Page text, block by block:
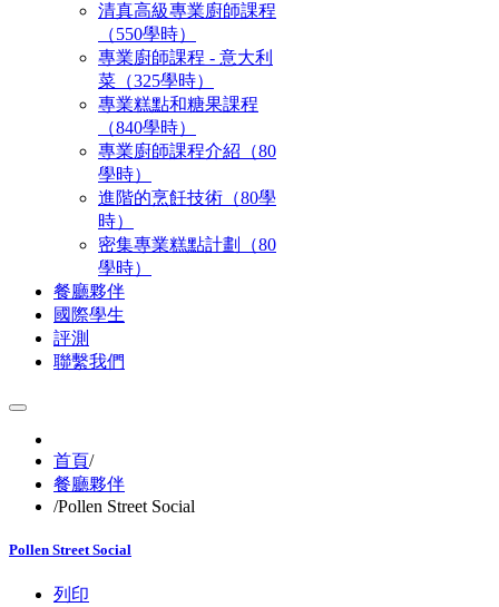
清真高級專業廚師課程
（550學時）
專業廚師課程 - 意大利
菜（325學時）
專業糕點和糖果課程
（840學時）
專業廚師課程介紹（80
學時）
進階的烹飪技術（80學
時）
密集專業糕點計劃（80
學時）
餐廳夥伴
國際學生
評測
聯繫我們
首頁/
餐廳夥伴
/Pollen Street Social
Pollen Street Social
列印